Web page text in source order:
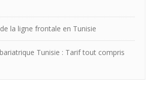
la ligne frontale en Tunisie
Tunisie : Tarif tout compris